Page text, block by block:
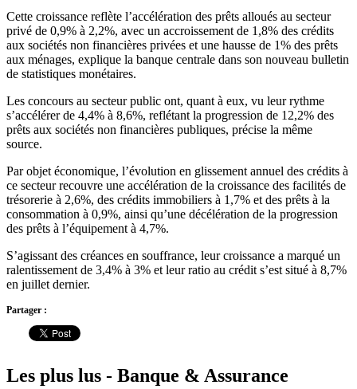
Cette croissance reflète l’accélération des prêts alloués au secteur
privé de 0,9% à 2,2%, avec un accroissement de 1,8% des crédits
aux sociétés non financières privées et une hausse de 1% des prêts
aux ménages, explique la banque centrale dans son nouveau bulletin
de statistiques monétaires.
Les concours au secteur public ont, quant à eux, vu leur rythme
s’accélérer de 4,4% à 8,6%, reflétant la progression de 12,2% des
prêts aux sociétés non financières publiques, précise la même
source.
Par objet économique, l’évolution en glissement annuel des crédits à
ce secteur recouvre une accélération de la croissance des facilités de
trésorerie à 2,6%, des crédits immobiliers à 1,7% et des prêts à la
consommation à 0,9%, ainsi qu’une décélération de la progression
des prêts à l’équipement à 4,7%.
S’agissant des créances en souffrance, leur croissance a marqué un
ralentissement de 3,4% à 3% et leur ratio au crédit s’est situé à 8,7%
en juillet dernier.
Partager :
Les plus lus - Banque & Assurance